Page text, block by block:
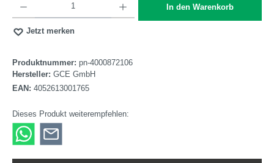
In den Warenkorb
Jetzt merken
Produktnummer: pn-4000872106
Hersteller: GCE GmbH
EAN: 4052613001765
Dieses Produkt weiterempfehlen: